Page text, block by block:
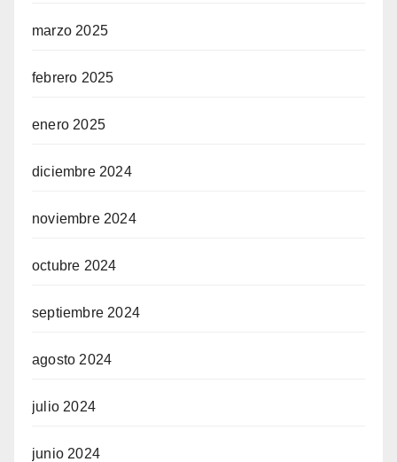
marzo 2025
febrero 2025
enero 2025
diciembre 2024
noviembre 2024
octubre 2024
septiembre 2024
agosto 2024
julio 2024
junio 2024